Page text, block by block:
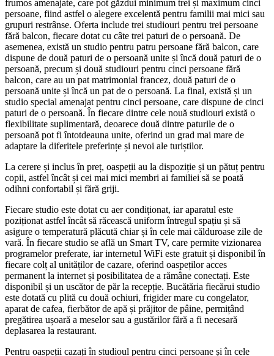
frumos amenajate, care pot găzdui minimum trei și maximum cinci
persoane, fiind astfel o alegere excelentă pentru familii mai mici sau
grupuri restrânse. Oferta include trei studiouri pentru trei persoane
fără balcon, fiecare dotat cu câte trei paturi de o persoană. De
asemenea, există un studio pentru patru persoane fără balcon, care
dispune de două paturi de o persoană unite și încă două paturi de o
persoană, precum și două studiouri pentru cinci persoane fără
balcon, care au un pat matrimonial francez, două paturi de o
persoană unite și încă un pat de o persoană. La final, există și un
studio special amenajat pentru cinci persoane, care dispune de cinci
paturi de o persoană. În fiecare dintre cele nouă studiouri există o
flexibilitate suplimentară, deoarece două dintre paturile de o
persoană pot fi întotdeauna unite, oferind un grad mai mare de
adaptare la diferitele preferințe și nevoi ale turiștilor.
La cerere și inclus în preț, oaspeții au la dispoziție și un pătuț pentru
copii, astfel încât și cei mai mici membri ai familiei să se poată
odihni confortabil și fără griji.
Fiecare studio este dotat cu aer condiționat, iar aparatul este
poziționat astfel încât să răcească uniform întregul spațiu și să
asigure o temperatură plăcută chiar și în cele mai călduroase zile de
vară. În fiecare studio se află un Smart TV, care permite vizionarea
programelor preferate, iar internetul WiFi este gratuit și disponibil în
fiecare colț al unităților de cazare, oferind oaspeților acces
permanent la internet și posibilitatea de a rămâne conectați. Este
disponibil și un uscător de păr la recepție. Bucătăria fiecărui studio
este dotată cu plită cu două ochiuri, frigider mare cu congelator,
aparat de cafea, fierbător de apă și prăjitor de pâine, permițând
pregătirea ușoară a meselor sau a gustărilor fără a fi necesară
deplasarea la restaurant.
Pentru oaspeții cazați în studioul pentru cinci persoane și în cele